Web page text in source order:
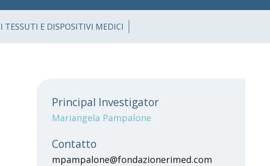
TESSUTI E DISPOSITIVI MEDICI
Principal Investigator
Mariangela Pampalone
Contatto
mpampalone@fondazionerimed.com